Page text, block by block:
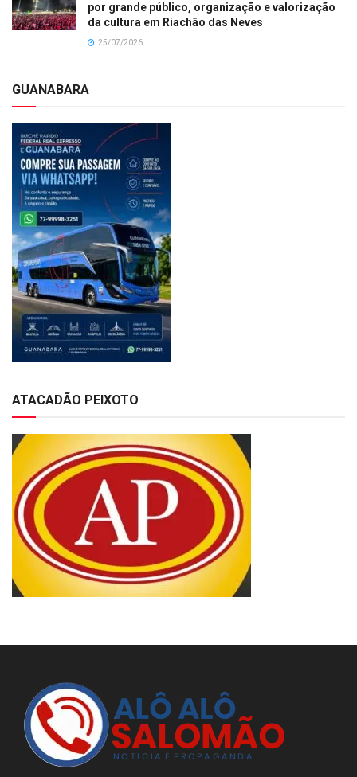
por grande público, organização e valorização
da cultura em Riachão das Neves
25/07/2026
GUANABARA
ATACADÃO PEIXOTO